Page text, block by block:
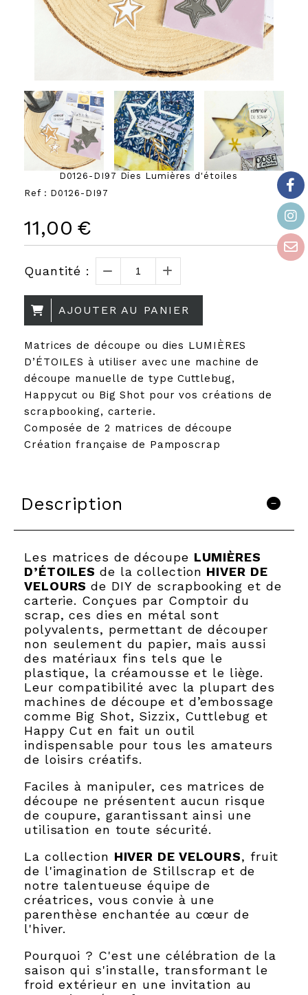
D0126-DI97 Dies Lumières d'étoiles
Ref : D0126-DI97
11,00 €
Quantité :
AJOUTER AU PANIER
Matrices de découpe ou dies LUMIÈRES
D’ÉTOILES à utiliser avec une machine de
découpe manuelle de type Cuttlebug,
Happycut ou Big Shot pour vos créations de
scrapbooking, carterie.
Composée de 2 matrices de découpe
Création française de Pamposcrap
Description
Les matrices de découpe LUMIÈRES
D’ÉTOILESde la collection HIVER DE
VELOURSde DIY de scrapbooking et de
carterie. Conçues par Comptoir du
scrap, ces dies en métal sont
polyvalents, permettant de découper
non seulement du papier, mais aussi
des matériaux fins tels que le
plastique, la créamousse et le liège.
Leur compatibilité avec la plupart des
machines de découpe et d’embossage
comme Big Shot, Sizzix, Cuttlebug et
Happy Cut en fait un outil
indispensable pour tous les amateurs
de loisirs créatifs.
Faciles à manipuler, ces matrices de
découpe ne présentent aucun risque
de coupure, garantissant ainsi une
utilisation en toute sécurité.
La collection HIVER DE VELOURS, fruit
de l'imagination de Stillscrap et de
notre talentueuse équipe de
créatrices, vous convie à une
parenthèse enchantée au cœur de
l'hiver.
Pourquoi ? C'est une célébration de la
saison qui s'installe, transformant le
froid extérieur en une invitation au